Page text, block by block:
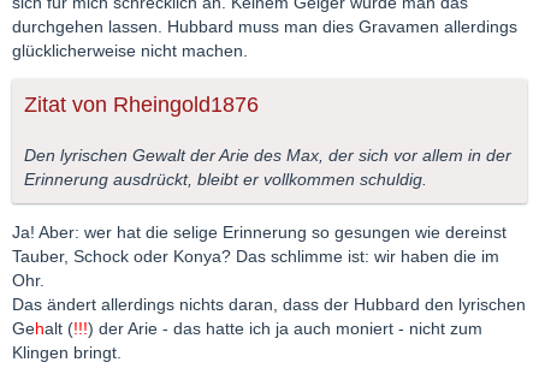
durchgehen lassen. Hubbard muss man dies Gravamen allerdings
glücklicherweise nicht machen.
Zitat von Rheingold1876
Den lyrischen Gewalt der Arie des Max, der sich vor allem in der
Erinnerung ausdrückt, bleibt er vollkommen schuldig.
Ja! Aber: wer hat die selige Erinnerung so gesungen wie dereinst
Tauber, Schock oder Konya? Das schlimme ist: wir haben die im
Ohr.
Das ändert allerdings nichts daran, dass der Hubbard den lyrischen
Gehalt (!!!) der Arie - das hatte ich ja auch moniert - nicht zum
Klingen bringt.